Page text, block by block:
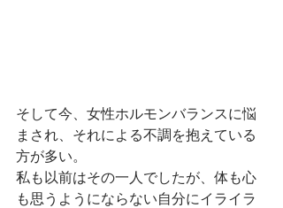
そして今、女性ホルモンバランスに悩
まされ、それによる不調を抱えている
方が多い。
私も以前はその一人でしたが、体も心
も思うようにならない自分にイライラ